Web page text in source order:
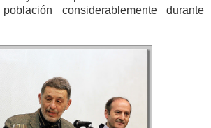
considerablemente durante